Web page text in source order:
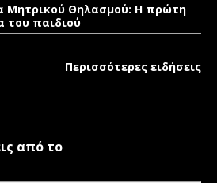
Μητρικού Θηλασμού: Η πρώτη
του παιδιού
Περισσότερες ειδήσεις
από το